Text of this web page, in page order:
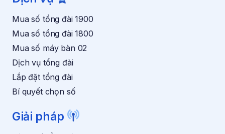
m
a
l
h
u
ế
n
ã
i
Mua số tổng đài 1900
Mua số tổng đài 1800
Mua số máy bàn 02
Dịch vụ tổng đài
Lắp đặt tổng đài
Bí quyết chọn số
Giải pháp